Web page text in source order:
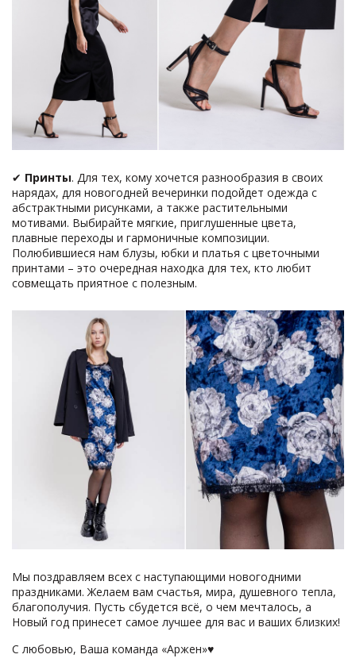
✔ Принты. Для тех, кому хочется разнообразия в своих
нарядах, для новогодней вечеринки подойдет одежда с
абстрактными рисунками, а также растительными
мотивами. Выбирайте мягкие, приглушенные цвета,
плавные переходы и гармоничные композиции.
Полюбившиеся нам блузы, юбки и платья с цветочными
принтами – это очередная находка для тех, кто любит
совмещать приятное с полезным.
Мы поздравляем всех с наступающими новогодними
праздниками. Желаем вам счастья, мира, душевного тепла,
благополучия. Пусть сбудется всё, о чем мечталось, а
Новый год принесет самое лучшее для вас и ваших близких!
С любовью, Ваша команда «Аржен»♥